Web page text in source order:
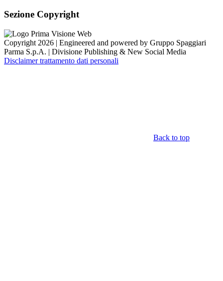
Sezione Copyright
Copyright 2026 | Engineered and powered by Gruppo Spaggiari
Parma S.p.A. | Divisione Publishing & New Social Media
Disclaimer trattamento dati personali
Back to top